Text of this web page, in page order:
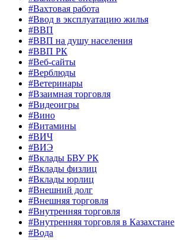
#Вахтовая работа
#Ввод в эксплуатацию жилья
#ВВП
#ВВП на душу населения
#ВВП РК
#Веб-сайты
#Верблюды
#Ветеринары
#Взаимная торговля
#Видеоигры
#Вино
#Витамины
#ВИЧ
#ВИЭ
#Вклады БВУ РК
#Вклады физлиц
#Вклады юрлиц
#Внешний долг
#Внешняя торговля
#Внутренняя торговля
#Внутренняя торговля в Казахстане
#Вода